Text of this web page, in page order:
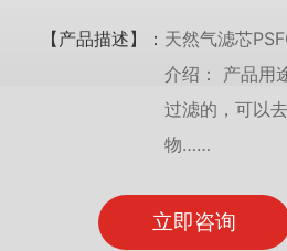
【产品描述】： 天然气滤芯
介绍： 产品用
过滤的，可以
物……
立即咨询